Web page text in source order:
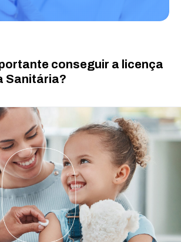
conseguir a licença
Sanitária?